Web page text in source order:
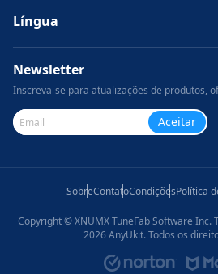
Língua
Newsletter
Inscreva-se para atualizações de produtos,
Aceitar
SobreContatoCondiçõesPolítica
Copyright © XNUMX TuneFab Software Inc.
2026AnyUkit. Todos os